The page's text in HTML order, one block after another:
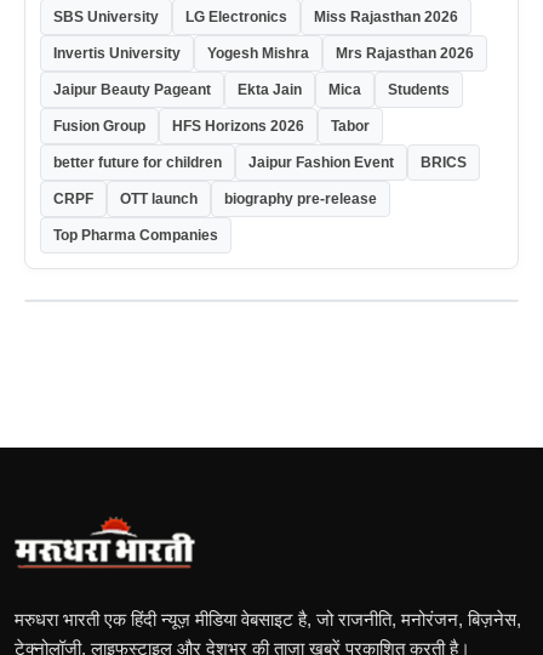
SBS University LG Electronics Miss Rajasthan 2026
Invertis University Yogesh Mishra Mrs Rajasthan 2026
Jaipur Beauty Pageant Ekta Jain Mica Students
Fusion Group HFS Horizons 2026 Tabor
better future for children Jaipur Fashion Event BRICS
CRPF OTT launch biography pre-release
Top Pharma Companies
मरुधरा भारती एक हिंदी न्यूज़ मीडिया वेबसाइट है, जो राजनीति, मनोरंजन, बिज़नेस,
टेक्नोलॉजी, लाइफस्टाइल और देशभर की ताज़ा खबरें प्रकाशित करती है।